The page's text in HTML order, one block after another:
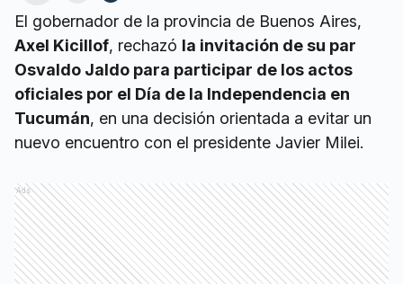
El gobernador de la provincia de Buenos Aires,
Axel Kicillof, rechazó la invitación de su par
Osvaldo Jaldo para participar de los actos
oficiales por el Día de la Independencia en
Tucumán, en una decisión orientada a evitar un
nuevo encuentro con el presidente Javier Milei.
Ads